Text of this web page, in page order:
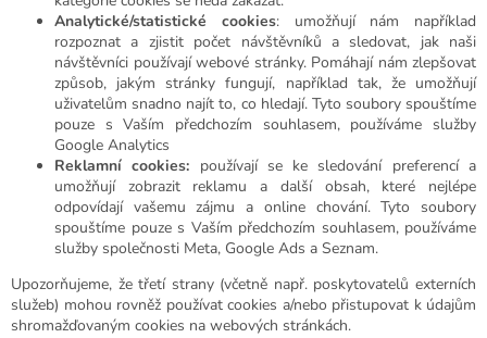
Analytické/statistické cookies: umožňují nám například
rozpoznat a zjistit počet návštěvníků a sledovat, jak naši
návštěvníci používají webové stránky. Pomáhají nám zlepšovat
způsob, jakým stránky fungují, například tak, že umožňují
uživatelům snadno najít to, co hledají. Tyto soubory spouštíme
pouze s Vaším předchozím souhlasem, používáme služby
Google Analytics
Reklamní cookies: používají se ke sledování preferencí a
umožňují zobrazit reklamu a další obsah, které nejlépe
odpovídají vašemu zájmu a online chování. Tyto soubory
spouštíme pouze s Vaším předchozím souhlasem, používáme
služby společnosti Meta, Google Ads a Seznam.
Upozorňujeme, že třetí strany (včetně např. poskytovatelů externích
služeb) mohou rovněž používat cookies a/nebo přistupovat k údajům
shromažďovaným cookies na webových stránkách.